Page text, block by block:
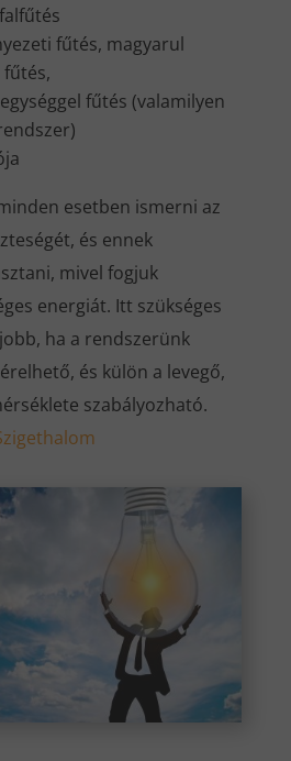
fűtés, magyarul
fűtés (valamilyen
esetben ismerni az
és ennek
mivel fogjuk
energiát. Itt szükséges
ha a rendszerünk
és külön a levegő,
szabályozható.